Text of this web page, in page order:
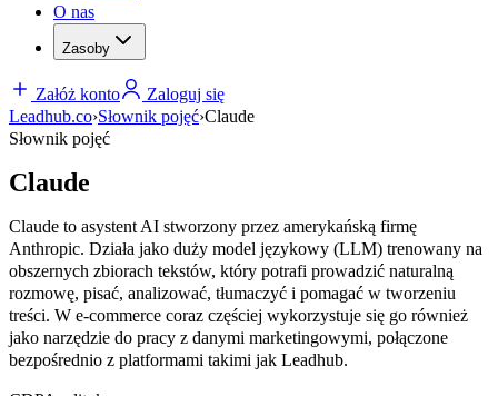
O nas
Zasoby
Załóż konto
Zaloguj się
Leadhub.co›Słownik pojęć›Claude
Słownik pojęć
Claude
Claude to asystent AI stworzony przez amerykańską firmę
Anthropic. Działa jako duży model językowy (LLM) trenowany na
obszernych zbiorach tekstów, który potrafi prowadzić naturalną
rozmowę, pisać, analizować, tłumaczyć i pomagać w tworzeniu
treści. W e-commerce coraz częściej wykorzystuje się go również
jako narzędzie do pracy z danymi marketingowymi, połączone
bezpośrednio z platformami takimi jak Leadhub.